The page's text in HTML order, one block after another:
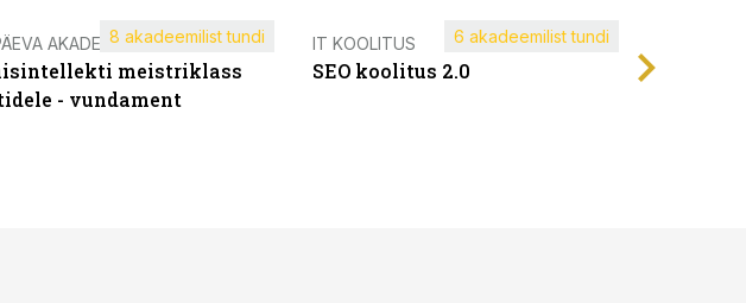
AKADEEMIA
meistriklass
- vundament
8 akadeemilist tundi IT KOOLITUS
SEO koolitus 2.0
6 akadeemilist tundi